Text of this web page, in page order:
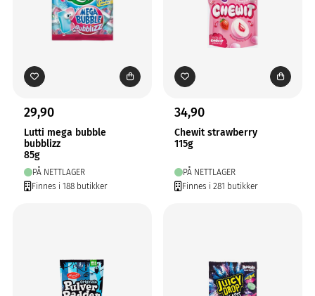
29,90
Lutti mega bubble
bubblizz
85g
PÅ NETTLAGER
Finnes i 188 butikker
34,90
Chewit strawberry
115g
PÅ NETTLAGER
Finnes i 281 butikker